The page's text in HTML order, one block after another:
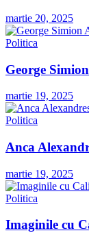
martie 20, 2025
Politica
George
martie 19, 2025
Politica
Anca
martie 19, 2025
Politica
Imaginile cu